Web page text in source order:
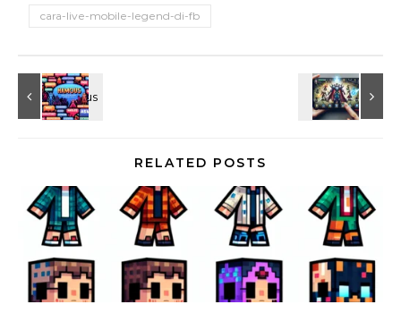
cara-live-mobile-legend-di-fb
RELATED POSTS